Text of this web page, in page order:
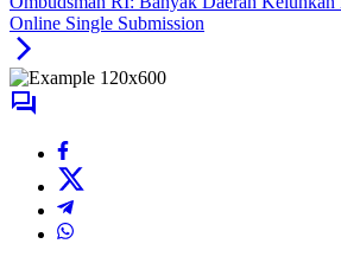
Online Single Submission